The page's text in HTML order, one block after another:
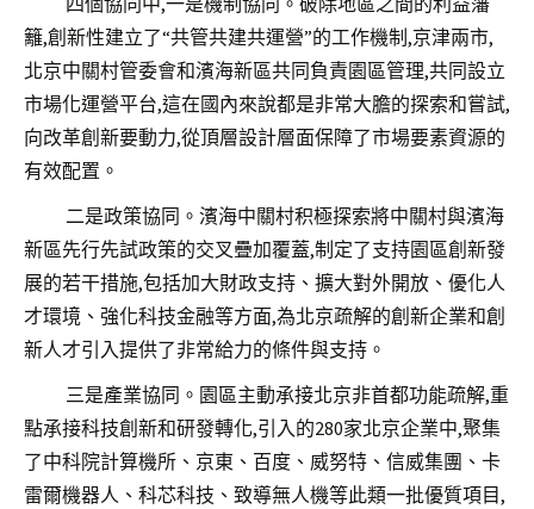
籬,創新性建立了“共管共建共運營”的工作機制,京津兩市,
北京中關村管委會和濱海新區共同負責園區管理,共同設立
市場化運營平台,這在國內來說都是非常大膽的探索和嘗試,
向改革創新要動力,從頂層設計層面保障了市場要素資源的
有效配置。
二是政策協同。濱海中關村积極探索將中關村與濱海
新區先行先試政策的交叉疊加覆蓋,制定了支持園區創新發
展的若干措施,包括加大財政支持、擴大對外開放、優化人
才環境、強化科技金融等方面,為北京疏解的創新企業和創
新人才引入提供了非常給力的條件與支持。
三是產業協同。園區主動承接北京非首都功能疏解,重
點承接科技創新和研發轉化,引入的280家北京企業中,聚集
了中科院計算機所、京東、百度、威努特、信威集團、卡
雷爾機器人、科芯科技、致導無人機等此類一批優質項目,